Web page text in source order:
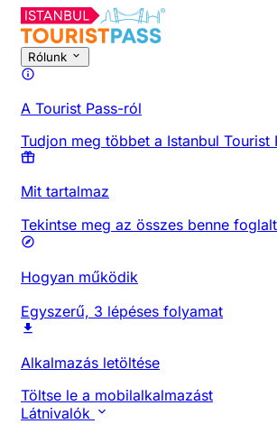
Rólunk
A Tourist Pass-ról
Tudjon meg többet a Istanbul Tourist
Mit tartalmaz
Tekintse meg az összes benne
Hogyan működik
Egyszerű, 3 lépéses folyamat
Alkalmazás letöltése
Töltse le a mobilalkalmazást
Látnivalók